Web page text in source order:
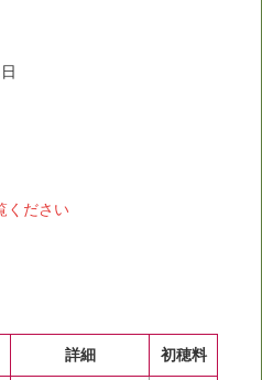
ください
詳細 初穂料